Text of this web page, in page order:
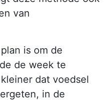
van
is om de
de week te
dat voedsel
in de